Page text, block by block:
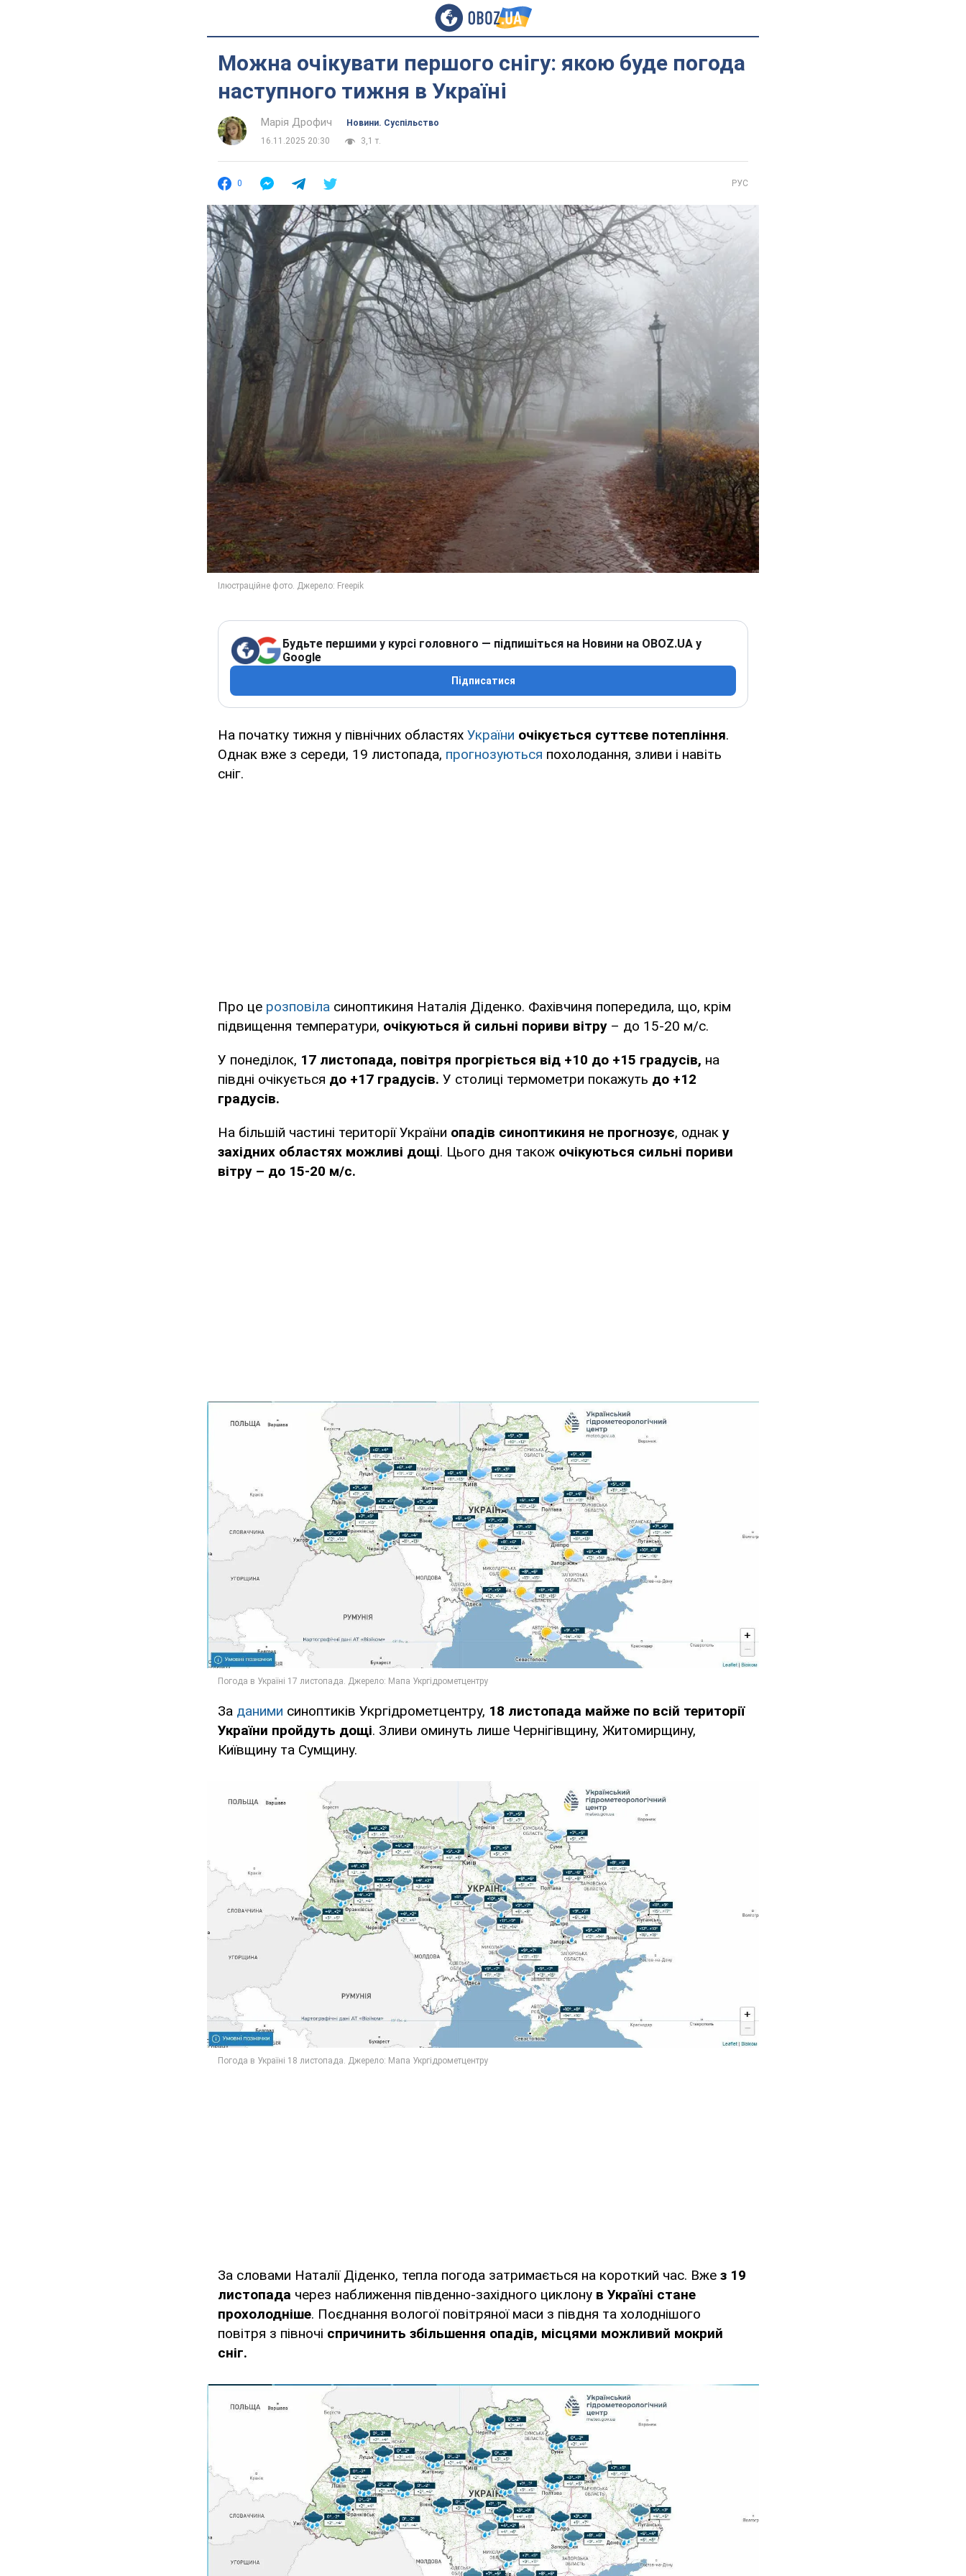
Можна очікувати першого снігу: якою буде погода
наступного тижня в Україні
Марія Дрофич
Новини. Суспільство
16.11.2025 20:30
3,1 т.
0 РУС
Будьте першими у курсі головного — підпишіться на Новини на OBOZ.UA у
Google
Підписатися
На початку тижня у північних областях України очікується суттєве потепління.
Однак вже з середи, 19 листопада, прогнозуються похолодання, зливи і навіть
сніг.
Про це розповіла синоптикиня Наталія Діденко. Фахівчиня попередила, що, крім
підвищення температури, очікуються й сильні пориви вітру – до 15-20 м/с.
У понеділок, 17 листопада, повітря прогріється від +10 до +15 градусів, на
півдні очікується до +17 градусів. У столиці термометри покажуть до +12
градусів.
На більшій частині території України опадів синоптикиня не прогнозує, однак у
західних областях можливі дощі. Цього дня також очікуються сильні пориви
вітру – до 15-20 м/с.
За даними синоптиків Укргідрометцентру, 18 листопада майже по всій території
України пройдуть дощі. Зливи оминуть лише Чернігівщину, Житомирщину,
Київщину та Сумщину.
За словами Наталії Діденко, тепла погода затримається на короткий час. Вже з 19
листопада через наближення південно-західного циклону в Україні стане
прохолодніше. Поєднання вологої повітряної маси з півдня та холоднішого
повітря з півночі спричинить збільшення опадів, місцями можливий мокрий
сніг.